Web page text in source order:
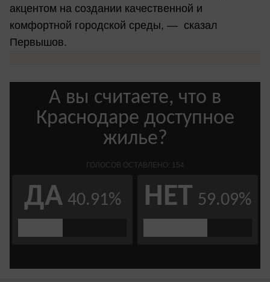
акцентом на создании качественной и
комфортной городской среды, — сказал
Первышов.